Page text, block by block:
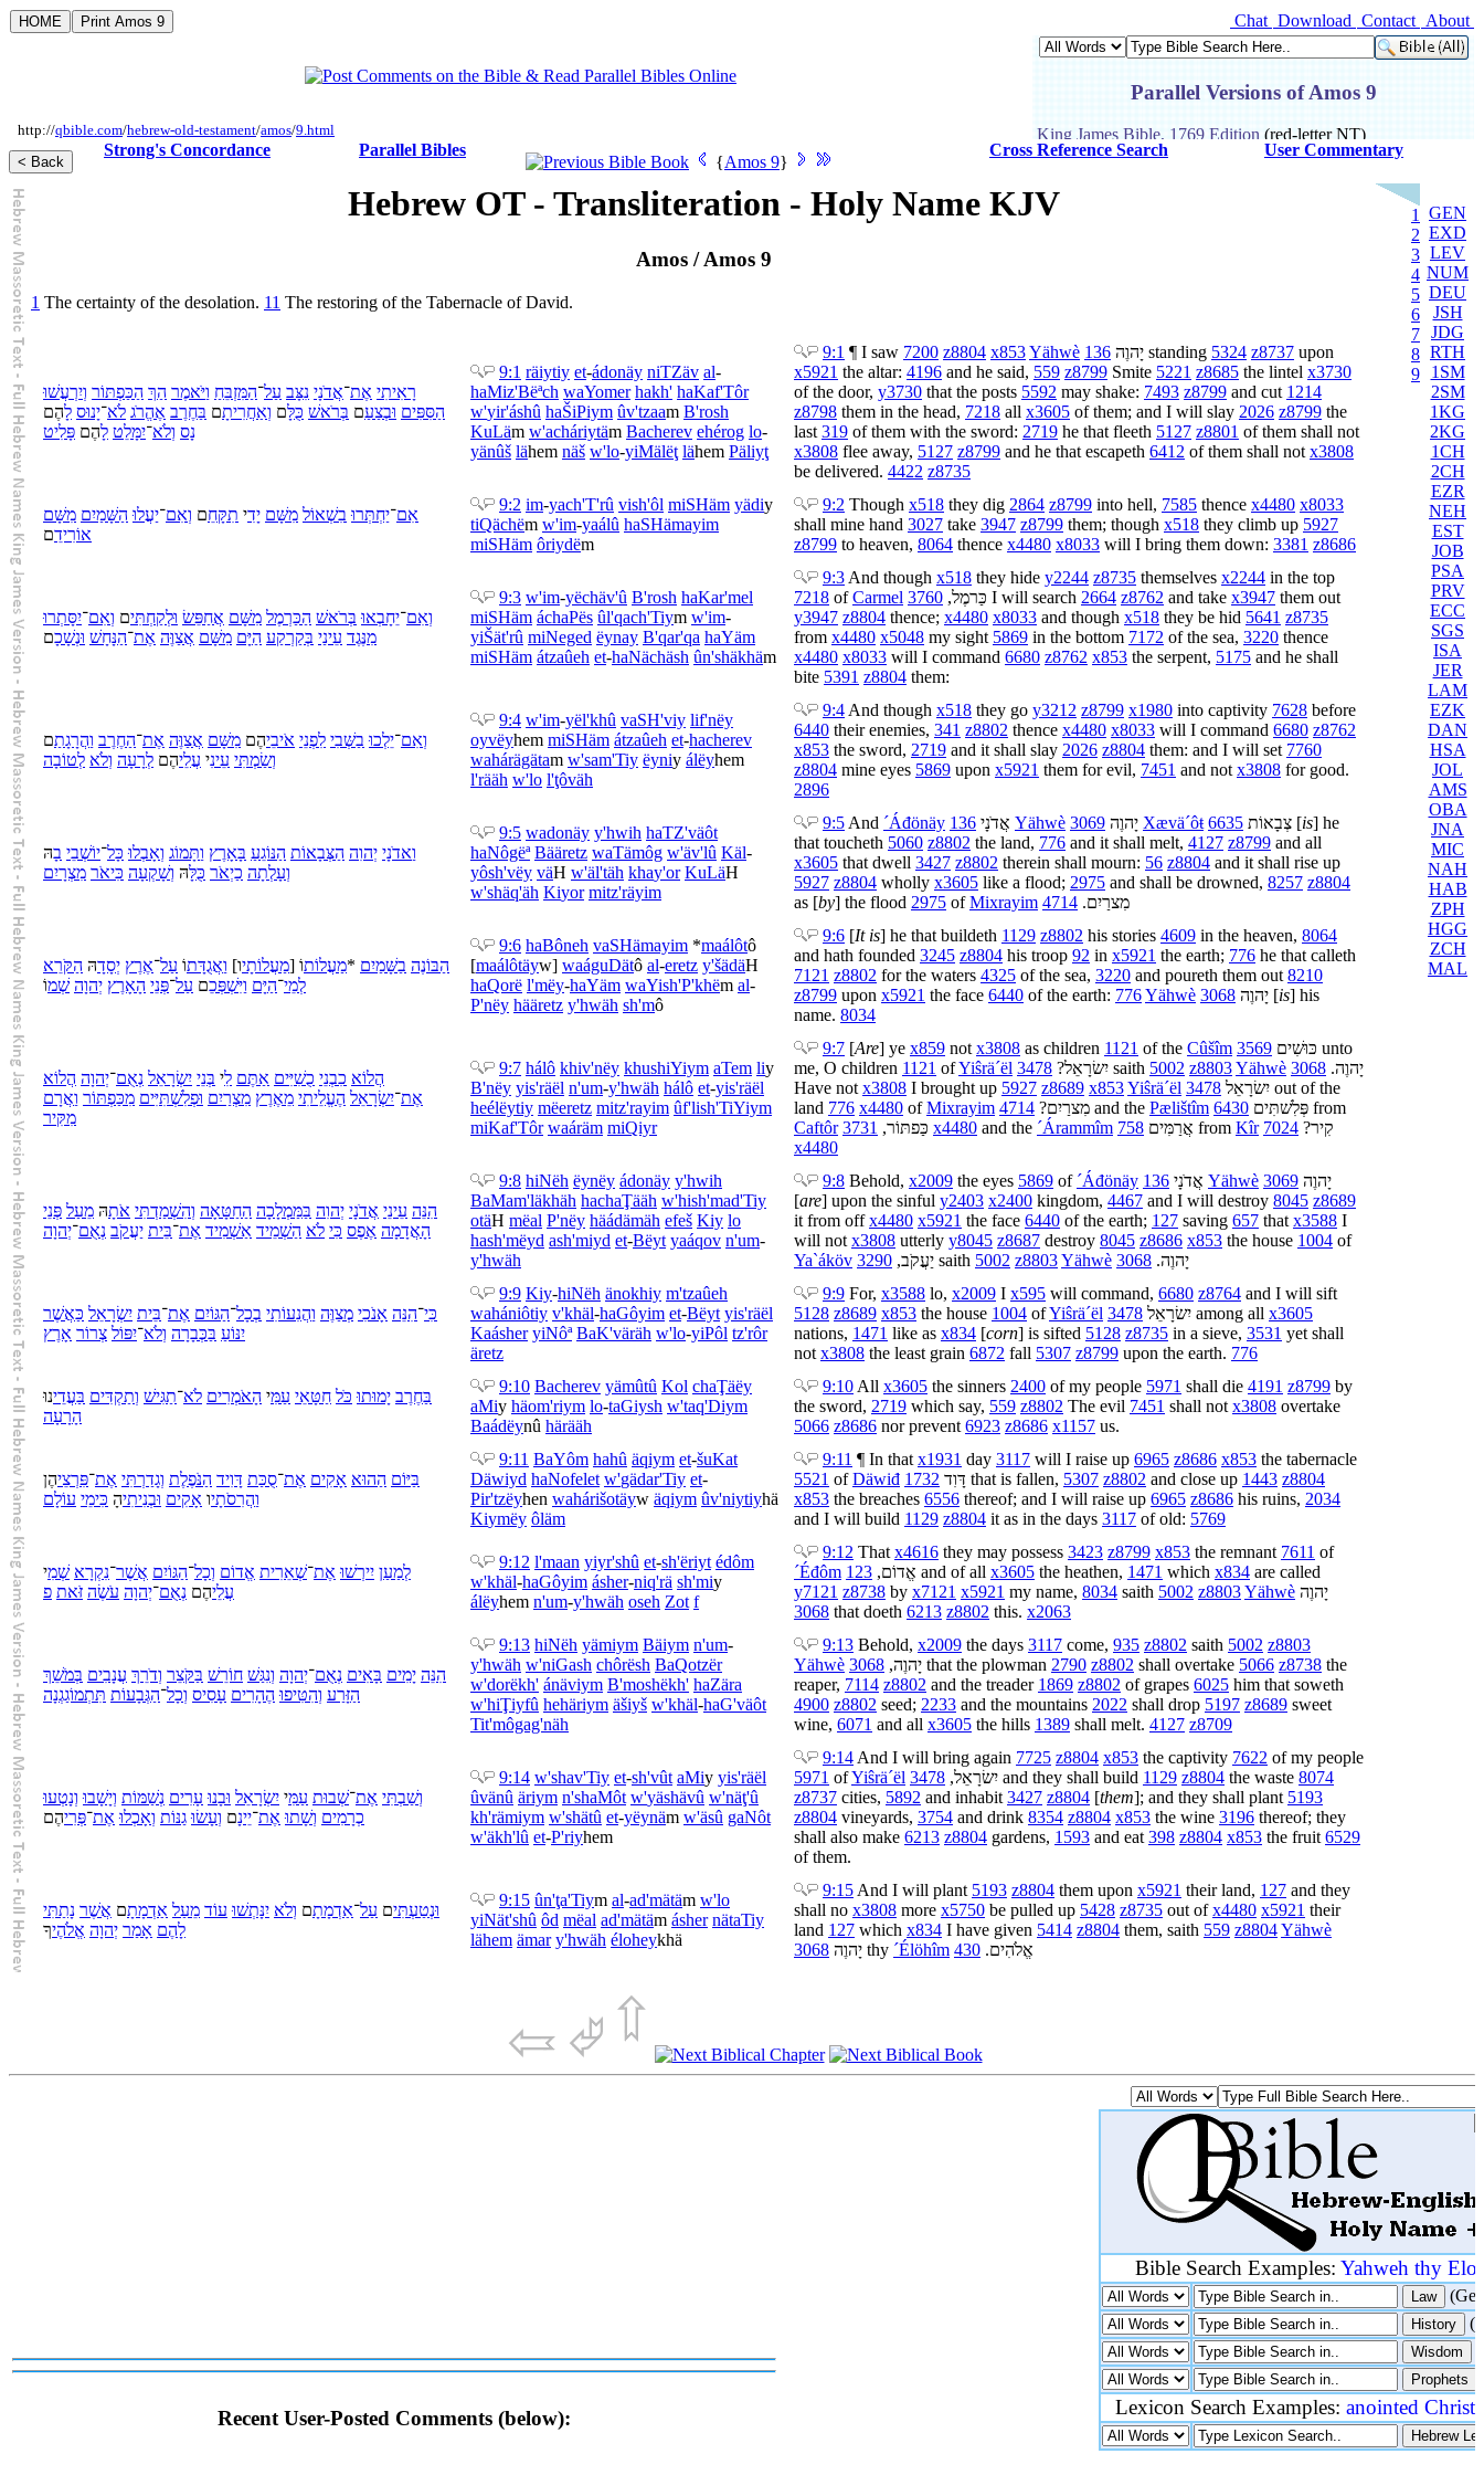
Chat Download Contact About
http://qbible.com/hebrew-old-testament/amos/9.html
Strong's Concordance Parallel Bibles
{Amos 9}
Cross Reference Search User Commentary
Hebrew OT - Transliteration - Holy Name KJV
Amos / Amos 9
1 The certainty of the desolation. 11 The restoring of the Tabernacle of David.
רָאִיתִי אֶת־אֲדֹנָי נִצָּב עַל־הַמִּזְבֵּחַ וַיֹּאמֶר הַךְ הַכַּפְתּוֹר וְיִרְעֲשׁוּ
הַסִּפִּים וּבְצַעַם בְּרֹאשׁ כֻּלָּם וְאַחֲרִיתָם בַּחֶרֶב אֶהֱרֹג לֹא־יָנוּס לָהֶם
נָס וְלֹא־יִמָּלֵט לָהֶם פָּלִיט
9:1 räiytiy et-ádonäy niTZäv al-
haMiz'Bëªch waYomer hakh' haKaf'Tôr
w'yir'áshû haŠiPiym ûv'tzaam B'rosh
KuLäm w'acháriytäm Bacherev ehérog lo-
yänûš lähem näš w'lo-yiMälëţ lähem Päliyţ
9:1 ¶ I saw 7200 z8804 x853Yähwè יָהוֶה 136 standing 5324 z8737 upon
x5921 the altar: 4196 and he said, 559 z8799 Smite 5221 z8685 the lintel x3730
of the door, y3730 that the posts 5592 may shake: 7493 z8799 and cut 1214
z8798 them in the head, 7218 all x3605 of them; and I will slay 2026 z8799 the
last 319 of them with the sword: 2719 he that fleeth 5127 z8801 of them shall not
x3808 flee away, 5127 z8799 and he that escapeth 6412 of them shall not x3808
be delivered. 4422 z8735
אִם־יַחְתְּרוּ בִשְׁאוֹל מִשָּׁם יָדִי תִקָּחֵם וְאִם־יַעֲלוּ הַשָּׁמַיִם מִשָּׁם
אוֹרִידֵם
9:2 im-yach'T'rû vish'ôl miSHäm yädiy
tiQächëm w'im-yaálû haSHämayim
miSHäm ôriydëm
9:2 Though x518 they dig 2864 z8799 into hell, 7585 thence x4480 x8033
shall mine hand 3027 take 3947 z8799 them; though x518 they climb up 5927
z8799 to heaven, 8064 thence x4480 x8033 will I bring them down: 3381 z8686
וְאִם־יֵחָבְאוּ בְּרֹאשׁ הַכַּרְמֶל מִשָּׁם אֲחַפֵּשׂ וּלְקַחְתִּים וְאִם־יִסָּתְרוּ
מִנֶּגֶד עֵינַי בְּקַרְקַע הַיָּם מִשָּׁם אֲצַוֶּה אֶת־הַנָּחָשׁ וּנְשָׁכָם
9:3 w'im-yëchäv'û B'rosh haKar'mel
miSHäm áchaPës ûl'qach'Tiym w'im-
yiŠät'rû miNeged ëynay B'qar'qa haYäm
miSHäm átzaûeh et-haNächäsh ûn'shäkhäm
9:3 And though x518 they hide y2244 z8735 themselves x2244 in the top
7218 ofCarmel כַּרמֶל,
3760 I will search 2664 z8762 and take x3947 them out
y3947 z8804 thence; x4480 x8033 and though x518 they be hid 5641 z8735
from x4480 x5048 my sight 5869 in the bottom 7172 of the sea, 3220 thence
x4480 x8033 will I command 6680 z8762 x853 the serpent, 5175 and he shall
bite 5391 z8804 them:
וְאִם־יֵלְכוּ בַשְּׁבִי לִפְנֵי אֹיבֵיהֶם מִשָּׁם אֲצַוֶּה אֶת־הַחֶרֶב וַהֲרָגָתַם
וְשַׂמְתִּי עֵינִי עֲלֵיהֶם לְרָעָה וְלֹא לְטוֹבָה
9:4 w'im-yël'khû vaSH'viy lif'nëy
oyvëyhem miSHäm átzaûeh et-hacherev
wahárägätam w'sam'Tiy ëyniy álëyhem
l'rääh w'lo l'ţôväh
9:4 And though x518 they go y3212 z8799 x1980 into captivity 7628 before
6440 their enemies, 341 z8802 thence x4480 x8033 will I command 6680 z8762
x853 the sword, 2719 and it shall slay 2026 z8804 them: and I will set 7760
z8804 mine eyes 5869 upon x5921 them for evil, 7451 and not x3808 for good.
2896
וַאדֹנָי יְהוִה הַצְּבָאוֹת הַנּוֹגֵעַ בָּאָרֶץ וַתָּמוֹג וְאָבְלוּ כָּל־יוֹשְׁבֵי בָהּ
וְעָלְתָה כַיְאֹר כֻּלָּהּ וְשָׁקְעָה כִּיאֹר מִצְרָיִם
9:5 wadonäy y'hwih haTZ'väôt
haNôgëª Bääretz waTämôg w'äv'lû Käl-
yôsh'vëy väH w'äl'täh khay'or KuLäH
w'shäq'äh Kiyor mitz'räyim
9:5 And ´Áđönäy אֲדֹנָי 136 Yähwè יָהוֶה 3069 Xævä´ôŧ צְבָאוֹת 6635 [is] he
that toucheth 5060 z8802 the land, 776 and it shall melt, 4127 z8799 and all
x3605 that dwell 3427 z8802 therein shall mourn: 56 z8804 and it shall rise up
5927 z8804 wholly x3605 like a flood; 2975 and shall be drowned, 8257 z8804
as [by] the flood 2975 ofMixrayim מִצרַיִם.
4714
הַבּוֹנֶה בַשָּׁמַיִם *מַעֲלוֹתוֹ [מַעֲלוֹתָיו] וַאֲגֻדָּתוֹ עַל־אֶרֶץ יְסָדָהּ הַקֹּרֵא
לְמֵי־הַיָּם וַיִּשְׁפְּכֵם עַל־פְּנֵי הָאָרֶץ יְהוָה שְׁמוֹ
9:6 haBôneh vaSHämayim *maálôtô
[maálôtäyw] waáguDätô al-eretz y'šädäH
haQorë l'mëy-haYäm waYish'P'khëm al-
P'nëy hääretz y'hwäh sh'mô
9:6 [It is] he that buildeth 1129 z8802 his stories 4609 in the heaven, 8064
and hath founded 3245 z8804 his troop 92 in x5921 the earth; 776 he that calleth
7121 z8802 for the waters 4325 of the sea, 3220 and poureth them out 8210
z8799 upon x5921 the face 6440 of the earth: 776Yähwè יָהוֶה 3068 [is] his
name. 8034
הֲלוֹא כִבְנֵי כֻשִׁיִּים אַתֶּם לִי בְּנֵי יִשְׂרָאֵל נְאֻם־יְהוָה הֲלוֹא
אֶת־יִשְׂרָאֵל הֶעֱלֵיתִי מֵאֶרֶץ מִצְרַיִם וּפְלִשְׁתִּיִּים מִכַּפְתּוֹר וַאֲרָם
מִקִּיר
9:7 hálô khiv'nëy khushiYiym aTem liy
B'nëy yis'räël n'um-y'hwäh hálô et-yis'räël
heélëytiy mëeretz mitz'rayim ûf'lish'TiYiym
miKaf'Tôr waáräm miQiyr
9:7 [Are] ye x859 not x3808 as children 1121 of the Cûšîm כּוּשִׁים 3569
unto
me, O children 1121 ofYiŝrä´ël יִשׂרָאֵל?
3478 saith 5002 z8803Yähwè יָהוֶה.
3068
Have not x3808 I brought up 5927 z8689 x853Yiŝrä´ël יִשׂרָאֵל 3478
out of the
land 776 x4480 ofMixrayim מִצרַיִם?
4714 and the Pælištîm פְּלִשׁתִּים 6430
from
Caftôr
כַּפתּוֹר,
3731 x4480 and the ´Árammîm אֲרַמִּים 758 from Kîr קִיר?
7024
x4480
הִנֵּה עֵינֵי אֲדֹנָי יְהוִה בַּמַּמְלָכָה הַחַטָּאָה וְהִשְׁמַדְתִּי אֹתָהּ מֵעַל פְּנֵי
הָאֲדָמָה אֶפֶס כִּי לֹא הַשְׁמֵיד אַשְׁמִיד אֶת־בֵּית יַעֲקֹב נְאֻם־יְהוָה
9:8 hiNëh ëynëy ádonäy y'hwih
BaMam'läkhäh hachaŢääh w'hish'mad'Tiy
otäH mëal P'nëy häádämäh efeš Kiy lo
hash'mëyd ash'miyd et-Bëyt yaáqov n'um-
y'hwäh
9:8 Behold, x2009 the eyes 5869 of ´Áđönäy אֲדֹנָי 136 Yähwè יָהוֶה 3069
[are] upon the sinful y2403 x2400 kingdom, 4467 and I will destroy 8045 z8689
it from offx4480 x5921 the face 6440 of the earth; 127 saving 657 that x3588 I
will not x3808 utterly y8045 z8687 destroy 8045 z8686 x853 the house 1004 of
Ya`áköv
יַעֲקֹב,
3290 saith 5002 z8803Yähwè יָהוֶה.
3068
כִּי־הִנֵּה אָנֹכִי מְצַוֶּה וַהֲנִעוֹתִי בְכָל־הַגּוֹיִם אֶת־בֵּית יִשְׂרָאֵל כַּאֲשֶׁר
יִנּוֹעַ בַּכְּבָרָה וְלֹא־יִפּוֹל צְרוֹר אָרֶץ
9:9 Kiy-hiNëh änokhiy m'tzaûeh
wahániôtiy v'khäl-haGôyim et-Bëyt yis'räël
Kaásher yiNôª BaK'väräh w'lo-yiPôl tz'rôr
äretz
9:9 For, x3588 lo, x2009 I x595 will command, 6680 z8764 and I will sift
5128 z8689 x853 the house 1004 ofYiŝrä´ël יִשׂרָאֵל 3478 among all x3605
nations, 1471 like as x834 [corn] is sifted 5128 z8735 in a sieve, 3531 yet shall
not x3808 the least grain 6872 fall 5307 z8799 upon the earth. 776
בַּחֶרֶב יָמוּתוּ כֹּל חַטָּאֵי עַמִּי הָאֹמְרִים לֹא־תַגִּישׁ וְתַקְדִּים בַּעֲדֵינוּ
הָרָעָה
9:10 Bacherev yämûtû Kol chaŢäëy
aMiy häom'riym lo-taGiysh w'taq'Diym
Baádëynû härääh
9:10 All x3605 the sinners 2400 of my people 5971 shall die 4191 z8799 by
the sword, 2719 which say, 559 z8802 The evil 7451 shall not x3808 overtake
5066 z8686 nor prevent 6923 z8686 x1157 us.
בַּיּוֹם הַהוּא אָקִים אֶת־סֻכַּת דָּוִיד הַנֹּפֶלֶת וְגָדַרְתִּי אֶת־פִּרְצֵיהֶן
וַהֲרִסֹתָיו אָקִים וּבְנִיתִיהָ כִּימֵי עוֹלָם
9:11 BaYôm hahû äqiym et-šuKat
Däwiyd haNofelet w'gädar'Tiy et-
Pir'tzëyhen wahárišotäyw äqiym ûv'niytiyhä
Kiymëy ôläm
9:11 ¶ In that x1931 day 3117 will I raise up 6965 z8686 x853 the tabernacle
5521 ofDäwiđ דָּוִד 1732 that is fallen, 5307 z8802 and close up 1443 z8804
x853 the breaches 6556 thereof; and I will raise up 6965 z8686 his ruins, 2034
and I will build 1129 z8804 it as in the days 3117 of old: 5769
לְמַעַן יִירְשׁוּ אֶת־שְׁאֵרִית אֱדוֹם וְכָל־הַגּוֹיִם אֲשֶׁר־נִקְרָא שְׁמִי
עֲלֵיהֶם נְאֻם־יְהוָה עֹשֶׂה זֹּאת פ
9:12 l'maan yiyr'shû et-sh'ëriyt édôm
w'khäl-haGôyim ásher-niq'rä sh'miy
álëyhem n'um-y'hwäh oseh Zot f
9:12 That x4616 they may possess 3423 z8799 x853 the remnant 7611 of
´Éđôm
אֱדוֹם,
123 and of all x3605 the heathen, 1471 which x834 are called
y7121 z8738 by x7121 x5921 my name, 8034 saith 5002 z8803Yähwè יָהוֶה
3068 that doeth 6213 z8802 this. x2063
הִנֵּה יָמִים בָּאִים נְאֻם־יְהוָה וְנִגַּשׁ חוֹרֵשׁ בַּקֹּצֵר וְדֹרֵךְ עֲנָבִים בְּמֹשֵׁךְ
הַזָּרַע וְהִטִּיפוּ הֶהָרִים עָסִיס וְכָל־הַגְּבָעוֹת תִּתְמוֹגַגְנָה
9:13 hiNëh yämiym Bäiym n'um-
y'hwäh w'niGash chôrësh BaQotzër
w'dorëkh' ánäviym B'moshëkh' haZära
w'hiŢiyfû hehäriym äšiyš w'khäl-haG'väôt
Tit'môgag'näh
9:13 Behold, x2009 the days 3117 come, 935 z8802 saith 5002 z8803
Yähwè
יָהוֶה,
3068 that the plowman 2790 z8802 shall overtake 5066 z8738 the
reaper, 7114 z8802 and the treader 1869 z8802 of grapes 6025 him that soweth
4900 z8802 seed; 2233 and the mountains 2022 shall drop 5197 z8689 sweet
wine, 6071 and all x3605 the hills 1389 shall melt. 4127 z8709
וְשַׁבְתִּי אֶת־שְׁבוּת עַמִּי יִשְׂרָאֵל וּבָנוּ עָרִים נְשַׁמּוֹת וְיָשָׁבוּ וְנָטְעוּ
כְרָמִים וְשָׁתוּ אֶת־יֵינָם וְעָשׂוּ גַנּוֹת וְאָכְלוּ אֶת־פְּרִיהֶם
9:14 w'shav'Tiy et-sh'vût aMiy yis'räël
ûvänû äriym n'shaMôt w'yäshävû w'näţ'û
kh'rämiym w'shätû et-yëynäm w'äsû gaNôt
w'äkh'lû et-P'riyhem
9:14 And I will bring again 7725 z8804 x853 the captivity 7622 of my people
5971 ofYiŝrä´ël יִשׂרָאֵל,
3478 and they shall build 1129 z8804 the waste 8074
z8737 cities, 5892 and inhabit 3427 z8804 [them]; and they shall plant 5193
z8804 vineyards, 3754 and drink 8354 z8804 x853 the wine 3196 thereof; they
shall also make 6213 z8804 gardens, 1593 and eat 398 z8804 x853 the fruit 6529
of them.
וּנְטַעְתִּים עַל־אַדְמָתָם וְלֹא יִנָּתְשׁוּ עוֹד מֵעַל אַדְמָתָם אֲשֶׁר נָתַתִּי
לָהֶם אָמַר יְהוָה אֱלֹהֶיךָ
9:15 ûn'ţa'Tiym al-ad'mätäm w'lo
yiNät'shû ôd mëal ad'mätäm ásher nätaTiy
lähem ämar y'hwäh éloheykhä
9:15 And I will plant 5193 z8804 them upon x5921 their land, 127 and they
shall no x3808 more x5750 be pulled up 5428 z8735 out ofx4480 x5921 their
land 127 which x834 I have given 5414 z8804 them, saith 559 z8804Yähwè
יָהוֶה 3068 thy ´Élöhîm אֱלֹהִים.
430
1
2
3
4
5
6
7
8
9
GEN
EXD
LEV
NUM
DEU
JSH
JDG
RTH
1SM
2SM
1KG
2KG
1CH
2CH
EZR
NEH
EST
JOB
PSA
PRV
ECC
SGS
ISA
JER
LAM
EZK
DAN
HSA
JOL
AMS
OBA
JNA
MIC
NAH
HAB
ZPH
HGG
ZCH
MAL